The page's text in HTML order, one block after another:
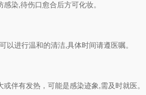
染,待伤口愈合后方可化妆。
以进行温和的清洁,具体时间请遵医嘱。
伴有发热，可能是感染迹象,需及时就医。